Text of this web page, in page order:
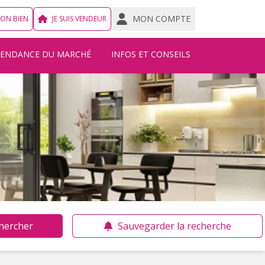
BIEN JE SUIS VENDEUR MON COMPTE
DU MARCHÉ INFOS ET CONSEILS
Sauvegarder la recherche